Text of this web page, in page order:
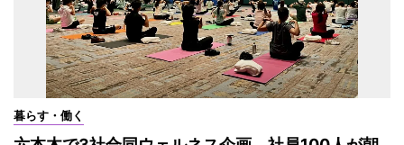
暮らす・働く